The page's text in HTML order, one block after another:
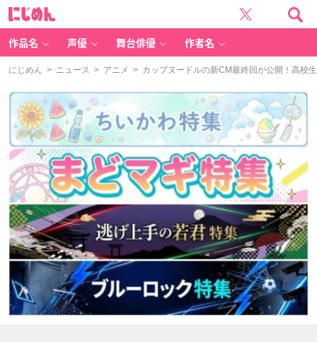
作品名 声優 舞台俳優 作者名
にじめん > ニュース > アニメ > カップヌードルの新CM最終回が公開！高校